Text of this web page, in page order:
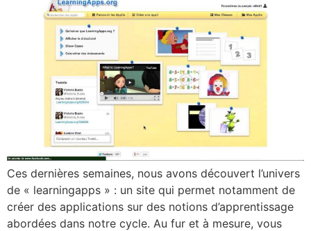
Ces dernières semaines, nous avons découvert l’univers
de « learningapps » : un site qui permet notamment de
créer des applications sur des notions d’apprentissage
abordées dans notre cycle. Au fur et à mesure, vous